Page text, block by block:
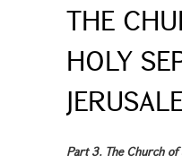
THE
HOLY
Part 3. The Church